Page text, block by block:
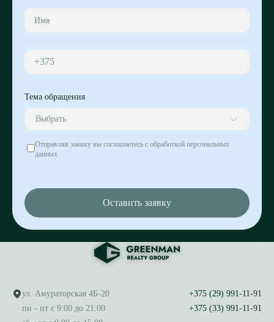
+375
Тема обращения
Выбрать
Отправляя заявку вы соглашаетесь с обработкой персональных
данных
Оставить заявку
ул. Амураторская 4Б-20
пн - пт с 9:00 до 21:00
+375 (29) 991-11-91
+375 (33) 991-11-91